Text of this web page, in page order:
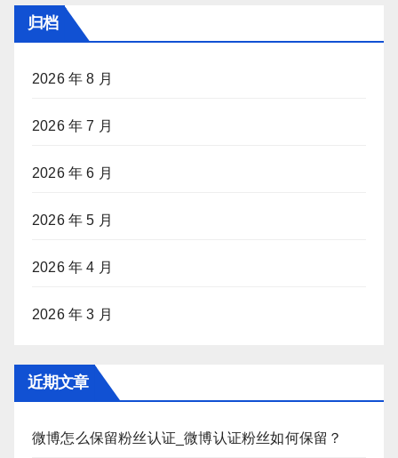
归档
2026 年 8 月
2026 年 7 月
2026 年 6 月
2026 年 5 月
2026 年 4 月
2026 年 3 月
近期文章
微博怎么保留粉丝认证_微博认证粉丝如何保留？